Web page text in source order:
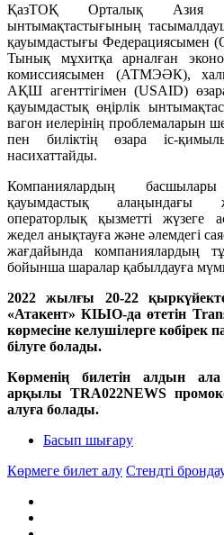
ҚазТОҚ Орталық Азия
ынтымақтастығының
қауымдастығы
Тынық мұхитқа арналған
комиссиясымен (АТМЭӘК),
АҚШ агенттігімен (USAID)
қауымдастық өңірлік
вагон иелерінің проблемаларын
пен биліктің өзара іс-
насихаттайды.
Компаниялардың
қауымдастық алаңындағы
операторлық қызметті жүзеге
жедел анықтауға және әлемдегі
жағдайында компаниялардың
бойынша шаралар қабылдауға
2022 жылғы 20-22
«Атакент» КІЫО-да өтетін
көрмесіне келушілерге көбірек
білуге болады.
Көрменің билетін алдын
арқылы TRA022NEWS
алуға болады.
Басып шығару
Көрмеге билет алу Стендті